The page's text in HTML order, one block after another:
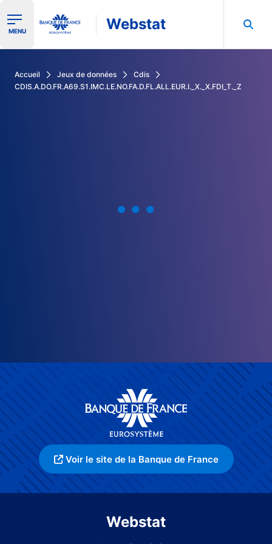
Ouvrir le menu de navigation
MENU Webstat
Accueil Jeux de données
Cdis
CDIS.A.DO.FR.A69.S1.IMC.LE.NO.FA.D.FL.ALL.EUR.I._X._X.FDI_T._Z
Voir le site de la Banque de France
Webstat